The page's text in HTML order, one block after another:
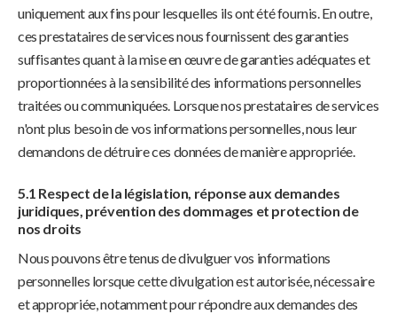
uniquement aux fins pour lesquelles ils ont été fournis. En outre,
ces prestataires de services nous fournissent des garanties
suffisantes quant à la mise en œuvre de garanties adéquates et
proportionnées à la sensibilité des informations personnelles
traitées ou communiquées. Lorsque nos prestataires de services
n'ont plus besoin de vos informations personnelles, nous leur
demandons de détruire ces données de manière appropriée.
5.1 Respect de la législation, réponse aux demandes
juridiques, prévention des dommages et protection de
nos droits
Nous pouvons être tenus de divulguer vos informations
personnelles lorsque cette divulgation est autorisée, nécessaire
et appropriée, notamment pour répondre aux demandes des